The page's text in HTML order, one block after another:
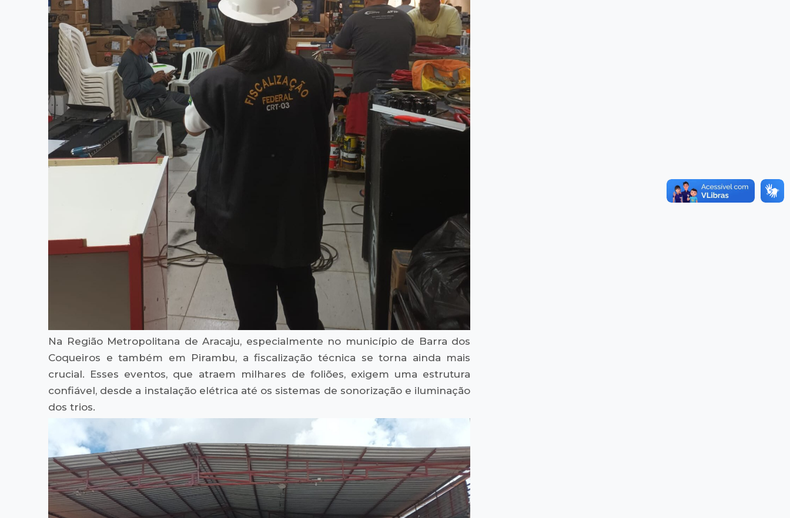
Na Região Metropolitana de Aracaju, especialmente no município de Barra dos
Coqueiros e também em Pirambu, a fiscalização técnica se torna ainda mais
crucial. Esses eventos, que atraem milhares de foliões, exigem uma estrutura
confiável, desde a instalação elétrica até os sistemas de sonorização e iluminação
dos trios.